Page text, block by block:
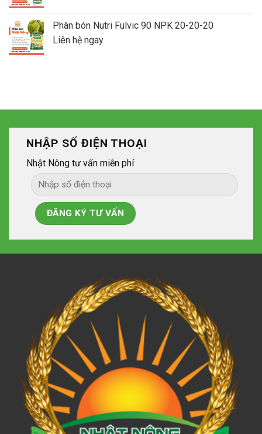
Phân bón Nutri Fulvic 90 NPK 20-20-20
Liên hệ ngay
NHẬP SỐ ĐIỆN THOẠI
Nhật Nông tư vấn miễn phí